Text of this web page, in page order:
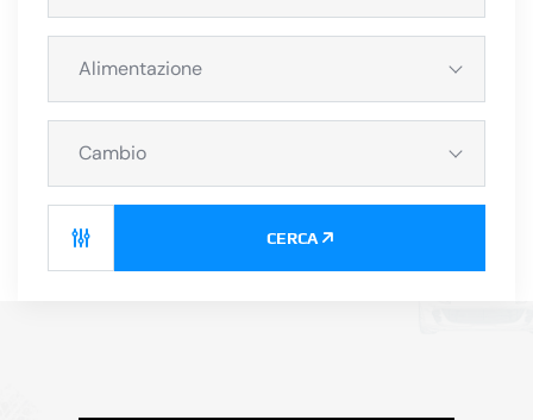
Alimentazione
Cambio
CERCA